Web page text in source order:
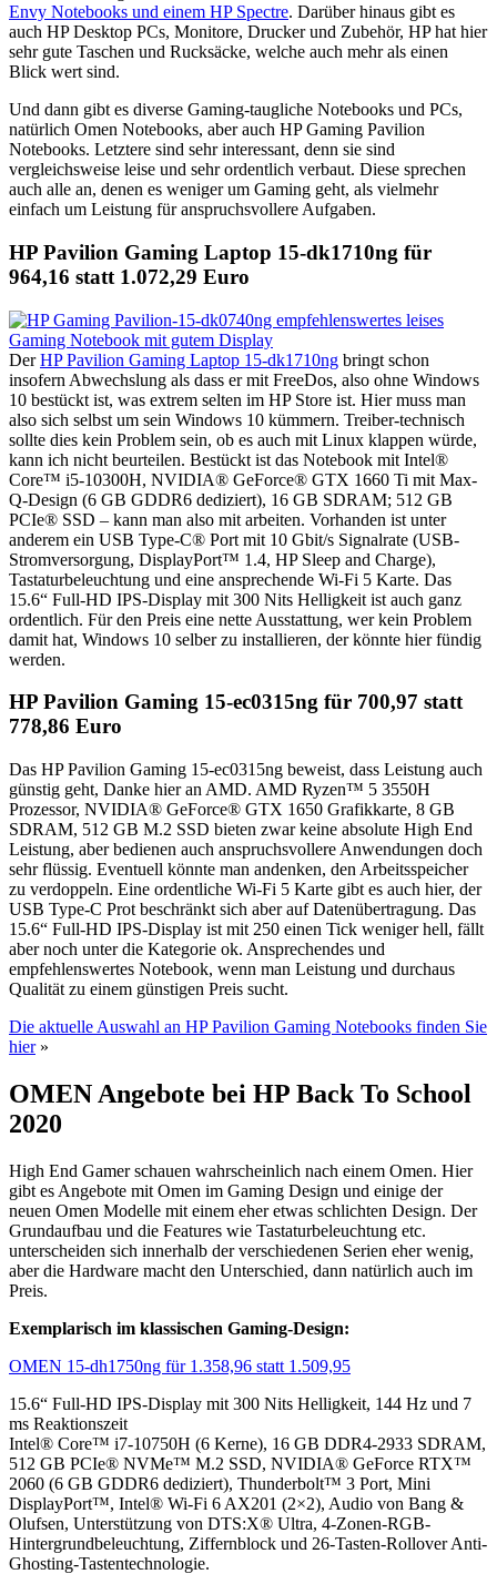
Envy Notebooks und einem HP Spectre. Darüber hinaus gibt es
auch HP Desktop PCs, Monitore, Drucker und Zubehör, HP hat hier
sehr gute Taschen und Rucksäcke, welche auch mehr als einen
Blick wert sind.
Und dann gibt es diverse Gaming-taugliche Notebooks und PCs,
natürlich Omen Notebooks, aber auch HP Gaming Pavilion
Notebooks. Letztere sind sehr interessant, denn sie sind
vergleichsweise leise und sehr ordentlich verbaut. Diese sprechen
auch alle an, denen es weniger um Gaming geht, als vielmehr
einfach um Leistung für anspruchsvollere Aufgaben.
HP Pavilion Gaming Laptop 15-dk1710ng für
964,16 statt 1.072,29 Euro
DerHP Pavilion Gaming Laptop 15-dk1710ng bringt schon
insofern Abwechslung als dass er mit FreeDos, also ohne Windows
10 bestückt ist, was extrem selten im HP Store ist. Hier muss man
also sich selbst um sein Windows 10 kümmern. Treiber-technisch
sollte dies kein Problem sein, ob es auch mit Linux klappen würde,
kann ich nicht beurteilen. Bestückt ist das Notebook mit Intel®
Core™ i5-10300H, NVIDIA® GeForce® GTX 1660 Ti mit Max-
Q-Design (6 GB GDDR6 dediziert), 16 GB SDRAM; 512 GB
PCIe® SSD – kann man also mit arbeiten. Vorhanden ist unter
anderem ein USB Type-C® Port mit 10 Gbit/s Signalrate (USB-
Stromversorgung, DisplayPort™ 1.4, HP Sleep and Charge),
Tastaturbeleuchtung und eine ansprechende Wi-Fi 5 Karte. Das
15.6“ Full-HD IPS-Display mit 300 Nits Helligkeit ist auch ganz
ordentlich. Für den Preis eine nette Ausstattung, wer kein Problem
damit hat, Windows 10 selber zu installieren, der könnte hier fündig
werden.
HP Pavilion Gaming 15-ec0315ng für 700,97 statt
778,86 Euro
Das HP Pavilion Gaming 15-ec0315ng beweist, dass Leistung auch
günstig geht, Danke hier an AMD. AMD Ryzen™ 5 3550H
Prozessor, NVIDIA® GeForce® GTX 1650 Grafikkarte, 8 GB
SDRAM, 512 GB M.2 SSD bieten zwar keine absolute High End
Leistung, aber bedienen auch anspruchsvollere Anwendungen doch
sehr flüssig. Eventuell könnte man andenken, den Arbeitsspeicher
zu verdoppeln. Eine ordentliche Wi-Fi 5 Karte gibt es auch hier, der
USB Type-C Prot beschränkt sich aber auf Datenübertragung. Das
15.6“ Full-HD IPS-Display ist mit 250 einen Tick weniger hell, fällt
aber noch unter die Kategorie ok. Ansprechendes und
empfehlenswertes Notebook, wenn man Leistung und durchaus
Qualität zu einem günstigen Preis sucht.
Die aktuelle Auswahl an HP Pavilion Gaming Notebooks finden Sie
hier»
OMEN Angebote bei HP Back To School
2020
High End Gamer schauen wahrscheinlich nach einem Omen. Hier
gibt es Angebote mit Omen im Gaming Design und einige der
neuen Omen Modelle mit einem eher etwas schlichten Design. Der
Grundaufbau und die Features wie Tastaturbeleuchtung etc.
unterscheiden sich innerhalb der verschiedenen Serien eher wenig,
aber die Hardware macht den Unterschied, dann natürlich auch im
Preis.
Exemplarisch im klassischen Gaming-Design:
OMEN 15-dh1750ng für 1.358,96 statt 1.509,95
15.6“ Full-HD IPS-Display mit 300 Nits Helligkeit, 144 Hz und 7
ms Reaktionszeit
Intel® Core™ i7-10750H (6 Kerne), 16 GB DDR4-2933 SDRAM,
512 GB PCIe® NVMe™ M.2 SSD, NVIDIA® GeForce RTX™
2060 (6 GB GDDR6 dediziert), Thunderbolt™ 3 Port, Mini
DisplayPort™, Intel® Wi-Fi 6 AX201 (2×2), Audio von Bang &
Olufsen, Unterstützung von DTS:X® Ultra, 4-Zonen-RGB-
Hintergrundbeleuchtung, Ziffernblock und 26-Tasten-Rollover Anti-
Ghosting-Tastentechnologie.